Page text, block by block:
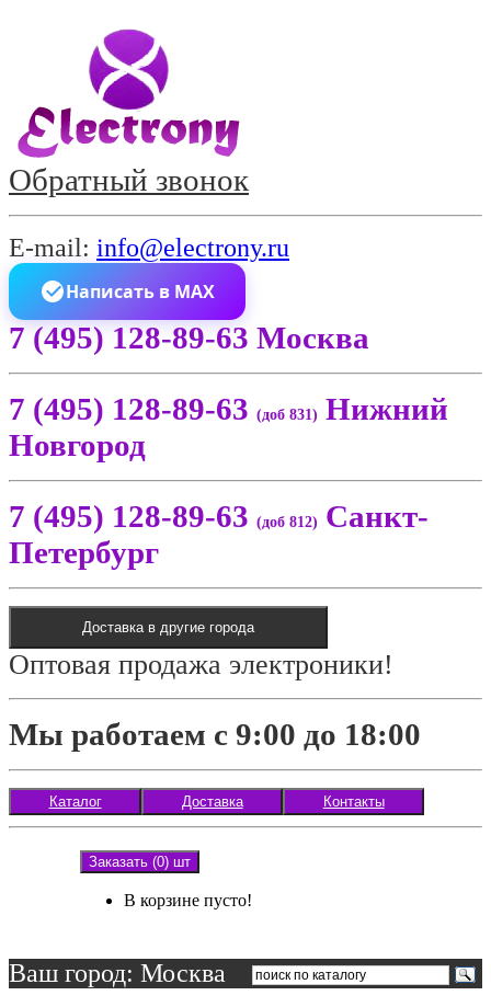
Обратный звонок
E-mail: info@electrony.ru
Написать в MAX
7 (495) 128-89-63 Москва
7 (495) 128-89-63 (доб 831) Нижний
Новгород
7 (495) 128-89-63 (доб 812) Санкт-
Петербург
Доставка в другие города
Оптовая продажа электроники!
Мы работаем с 9:00 до 18:00
Каталог Доставка Контакты
Заказать (0) шт
В корзине пусто!
Ваш город: Москва